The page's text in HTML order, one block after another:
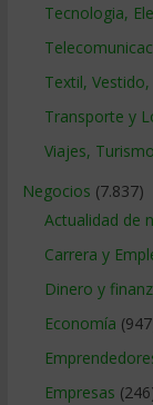
Tecnologia,
Textil,
Transporte y
Viajes,
Negocios (7.837)
Actualidad de
Carrera y
Dinero y
Economía
Empresas